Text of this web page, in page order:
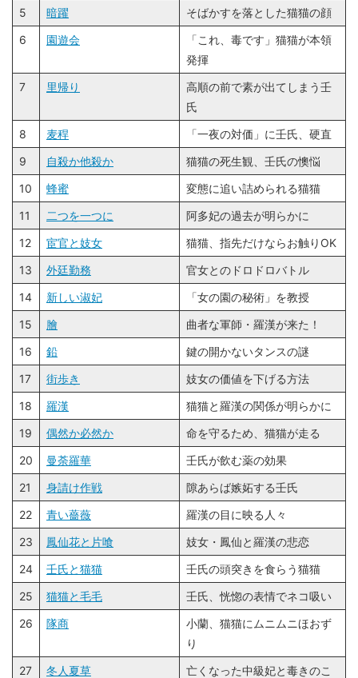
5
暗躍
そばかすを落とした猫猫の顔
6
園遊会
「これ、毒です」猫猫が本領
発揮
7
里帰り
高順の前で素が出てしまう壬
氏
8
麦稈
「一夜の対価」に壬氏、硬直
9
自殺か他殺か
猫猫の死生観、壬氏の懊悩
10
蜂蜜
変態に追い詰められる猫猫
11
二つを一つに
阿多妃の過去が明らかに
12
宦官と妓女
猫猫、指先だけならお触りOK
13
外廷勤務
官女とのドロドロバトル
14
新しい淑妃
「女の園の秘術」を教授
15
膾
曲者な軍師・羅漢が来た！
16
鉛
鍵の開かないタンスの謎
17
街歩き
妓女の価値を下げる方法
18
羅漢
猫猫と羅漢の関係が明らかに
19
偶然か必然か
命を守るため、猫猫が走る
20
曼荼羅華
壬氏が飲む薬の効果
21
身請け作戦
隙あらば嫉妬する壬氏
22
青い薔薇
羅漢の目に映る人々
23
鳳仙花と片喰
妓女・鳳仙と羅漢の悲恋
24
壬氏と猫猫
壬氏の頭突きを食らう猫猫
25
猫猫と毛毛
壬氏、恍惚の表情でネコ吸い
26
隊商
小蘭、猫猫にムニムニほおず
り
27
冬人夏草
亡くなった中級妃と毒きのこ